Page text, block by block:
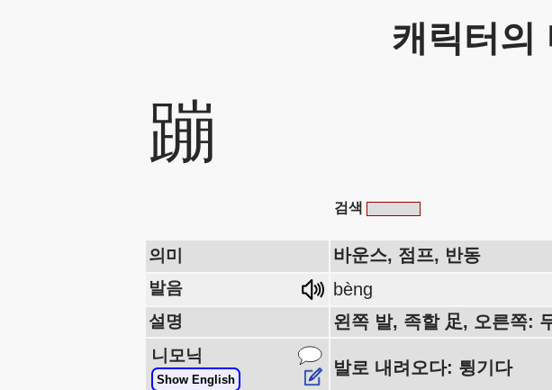
캐릭터의
蹦
검색
의미 바운스, 점프, 반동
발음 bèng
설명 왼쪽 발, 족할 足, 오른쪽:
니모닉
Show English
발로 내려오다: 튕기다